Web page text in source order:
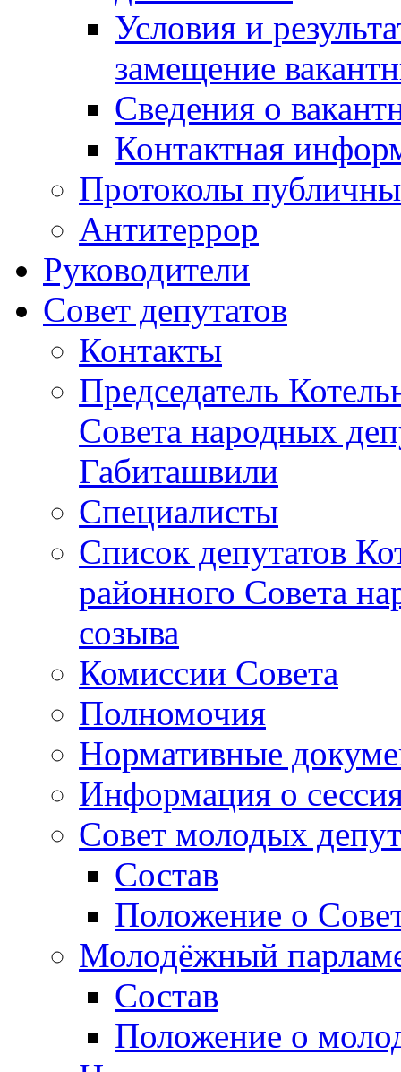
Условия и
замещение
Сведения о
Контактная
Протоколы
Антитеррор
Руководители
Совет депутатов
Контакты
Председатель
Совета народных
Габиташвили
Специалисты
Список депутатов
районного Совета
созыва
Комиссии Совета
Полномочия
Нормативные
Информация о
Совет молодых
Состав
Положение о
Молодёжный
Состав
Положение о